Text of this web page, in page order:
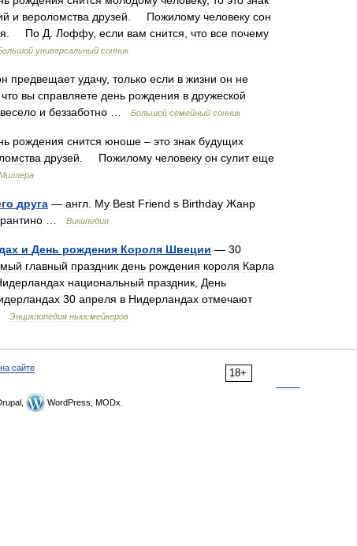
и вероломства друзей Пожилому человеку сон
По Д Лоффу, если вам снится что все почему
универсальный сонник
предвещает удачу, только если в жизни он не
что вы справляете день рождения в дружеской
весело и беззаботно Большой семейный сонник
рождения снится юноше – это знак будущих
друзей Пожилому человеку он сулит еще
друга — англ My Best Friend s Birthday Жанр
Википедия
и День рождения Короля Швеции — 30
главный праздник день рождения короля Карла
национальный праздник День
30 апреля в Нидерландах отмечают
Энциклопедия ньюсмейкеров
18+
сайте
WordPress, MODx.